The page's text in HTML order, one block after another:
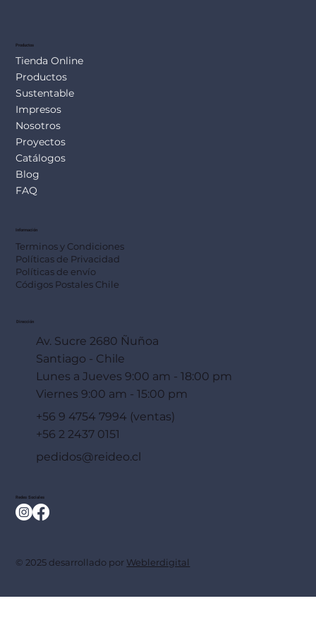
Productos
Tienda Online
Productos
Sustentable
Impresos
Nosotros
Proyectos
Catálogos
Blog
FAQ
Información
Terminos y Condiciones
Políticas de Privacidad
Políticas de envío
Códigos Postales Chile
Dirección
Av. Sucre 2680 Ñuñoa
Santiago - Chile
Lunes a Jueves 9:00 am - 18:00 pm
Viernes 9:00 am - 15:00 pm
+56 9 4754 7994 (ventas)
+56 2 2437 0151
pedidos@reideo.cl
Redes Sociales
© 2025 desarrollado por Weblerdigital